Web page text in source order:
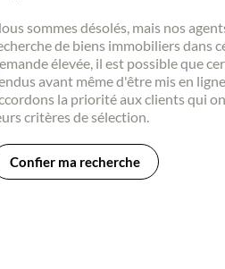
sommes désolés, mais nos
de biens immobiliers dans
élevée, il est possible que
avant même d'être mis en
la priorité aux clients qui
critères de sélection.
Confier ma recherche